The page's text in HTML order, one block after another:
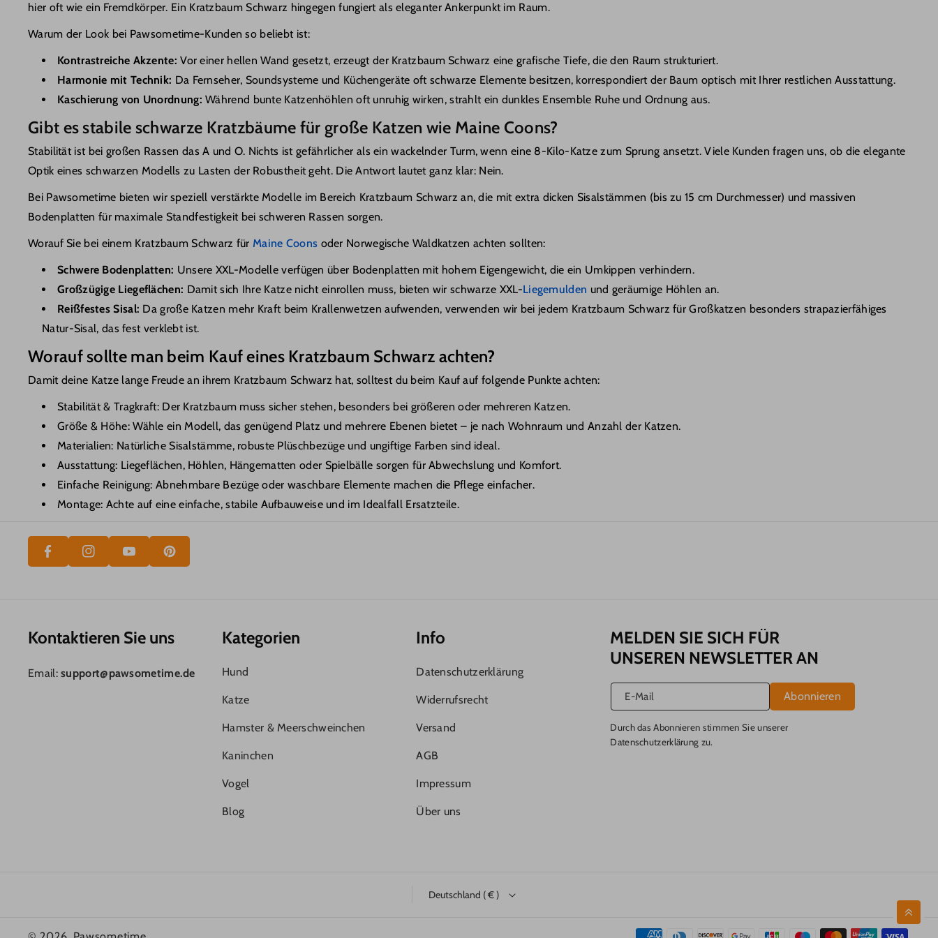
Kratzbaum für Britisch Kurzhaar
Katzen Kletterbaum
Hochwertiger Katzenbaum
Kratzbaum stabil für große Katzen
Katzenbaum Stabil
Katzenbaum Luxus
Katzenbaum Schmal
Katzenbaum grau
Katzenbaum Weiß
Kratzwand Katze
Kratzbrett Wand
hier oft wie ein Fremdkörper. Ein Kratzbaum Schwarz hingegen fungiert als eleganter Ankerpunkt im Raum.
Warum der Look bei Pawsometime-Kunden so beliebt ist:
Kontrastreiche Akzente: Vor einer hellen Wand gesetzt, erzeugt der Kratzbaum Schwarz eine grafische Tiefe, die den Raum strukturiert.
Harmonie mit Technik: Da Fernseher, Soundsysteme und Küchengeräte oft schwarze Elemente besitzen, korrespondiert der Baum optisch mit Ihrer restlichen Ausstattung.
Kaschierung von Unordnung: Während bunte Katzenhöhlen oft unruhig wirken, strahlt ein dunkles Ensemble Ruhe und Ordnung aus.
Gibt es stabile schwarze Kratzbäume für große Katzen wie Maine Coons?
Stabilität ist bei großen Rassen das A und O. Nichts ist gefährlicher als ein wackelnder Turm, wenn eine 8-Kilo-Katze zum Sprung ansetzt. Viele Kunden fragen uns, ob die elegante
Optik eines schwarzen Modells zu Lasten der Robustheit geht. Die Antwort lautet ganz klar: Nein.
Bei Pawsometime bieten wir speziell verstärkte Modelle im Bereich Kratzbaum Schwarz an, die mit extra dicken Sisalstämmen (bis zu 15 cm Durchmesser) und massiven
Bodenplatten für maximale Standfestigkeit bei schweren Rassen sorgen.
Worauf Sie bei einem Kratzbaum Schwarz für Maine Coons oder Norwegische Waldkatzen achten sollten:
Schwere Bodenplatten: Unsere XXL-Modelle verfügen über Bodenplatten mit hohem Eigengewicht, die ein Umkippen verhindern.
Großzügige Liegeflächen: Damit sich Ihre Katze nicht einrollen muss, bieten wir schwarze XXL-Liegemulden und geräumige Höhlen an.
Reißfestes Sisal: Da große Katzen mehr Kraft beim Krallenwetzen aufwenden, verwenden wir bei jedem Kratzbaum Schwarz für Großkatzen besonders strapazierfähiges
Natur-Sisal, das fest verklebt ist.
Worauf sollte man beim Kauf eines Kratzbaum Schwarz achten?
Damit deine Katze lange Freude an ihrem Kratzbaum Schwarz hat, solltest du beim Kauf auf folgende Punkte achten:
Stabilität & Tragkraft: Der Kratzbaum muss sicher stehen, besonders bei größeren oder mehreren Katzen.
Größe & Höhe: Wähle ein Modell, das genügend Platz und mehrere Ebenen bietet – je nach Wohnraum und Anzahl der Katzen.
Materialien: Natürliche Sisalstämme, robuste Plüschbezüge und ungiftige Farben sind ideal.
Ausstattung: Liegeflächen, Höhlen, Hängematten oder Spielbälle sorgen für Abwechslung und Komfort.
Einfache Reinigung: Abnehmbare Bezüge oder waschbare Elemente machen die Pflege einfacher.
Montage: Achte auf eine einfache, stabile Aufbauweise und im Idealfall Ersatzteile.
F
A
E
B
K
In
St
A
Gr
Y
O
T
N
E
T
Kontaktieren Sie uns
Email:support@pawsometime.de
Kategorien
Hund
Katze
Hamster & Meerschweinchen
Kaninchen
Vogel
Blog
Info
Datenschutzerklärung
Widerrufsrecht
Versand
AGB
Impressum
Über uns
MELDEN SIE SICH FÜR
UNSEREN NEWSLETTER AN
E-Mail Abonnieren
Durch das Abonnieren stimmen Sie unserer
Datenschutzerklärung zu.
Deutschland ( € )